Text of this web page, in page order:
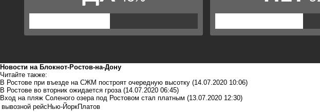
Новости на Блoкнoт-Ростов-на-Дону
Читайте также:
В Ростове при въезде на СЖМ построят очередную высотку (14.07.2020 10:06)
В Ростове во вторник ожидается гроза (14.07.2020 06:45)
Вход на пляж Соленого озера под Ростовом стал платным (13.07.2020 12:30)
вывозной рейс Нью-ЙоркПлатов